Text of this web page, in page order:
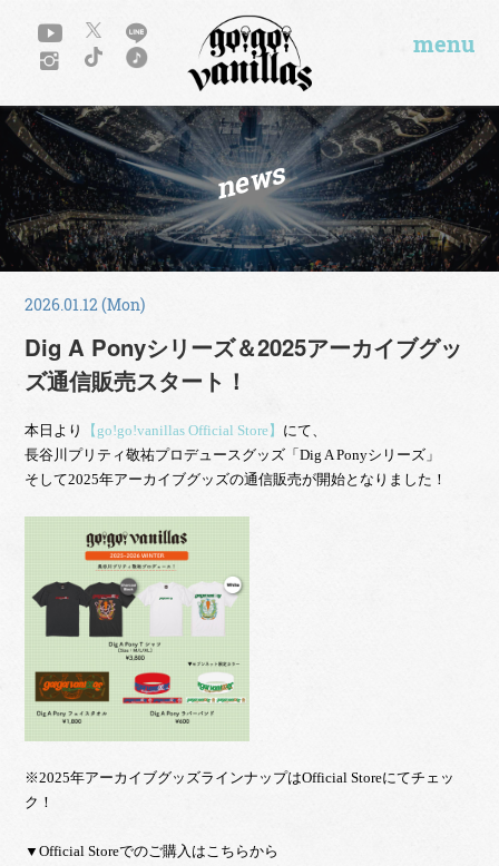
menu
news
2026.01.12 (Mon)
Dig A Ponyシリーズ＆2025アーカイブグッ
ズ通信販売スタート！
本日より 【go!go!vanillas Official Store】 にて、
長谷川プリティ敬祐プロデュースグッズ「Dig A Ponyシリーズ」
そして2025年アーカイブグッズの通信販売が開始となりました！
※2025年アーカイブグッズラインナップはOfficial Storeにてチェッ
ク！